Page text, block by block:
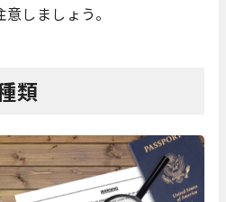
しましょう。
類